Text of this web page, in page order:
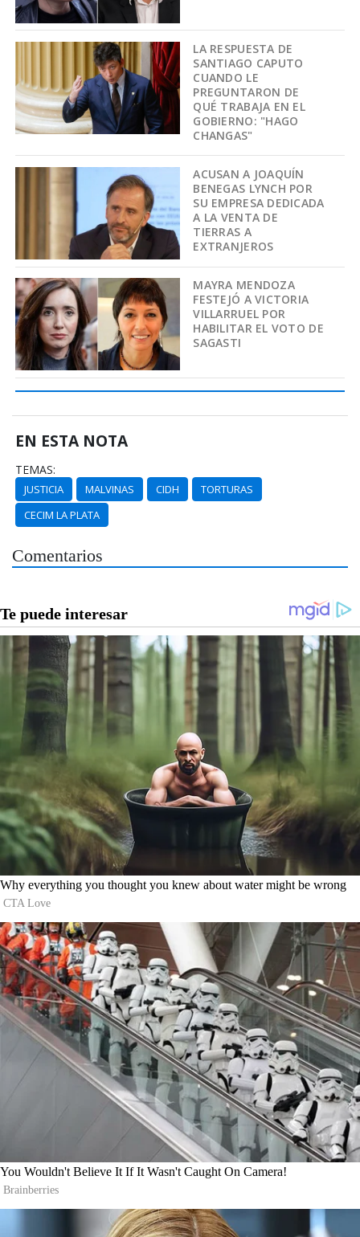
LA RESPUESTA DE
SANTIAGO CAPUTO
CUANDO LE
PREGUNTARON DE
QUÉ TRABAJA EN EL
GOBIERNO: "HAGO
CHANGAS"
ACUSAN A JOAQUÍN
BENEGAS LYNCH POR
SU EMPRESA DEDICADA
A LA VENTA DE
TIERRAS A
EXTRANJEROS
MAYRA MENDOZA
FESTEJÓ A VICTORIA
VILLARRUEL POR
HABILITAR EL VOTO DE
SAGASTI
EN ESTA NOTA
TEMAS:
JUSTICIA MALVINAS CIDH
TORTURAS
CECIM LA PLATA
Comentarios